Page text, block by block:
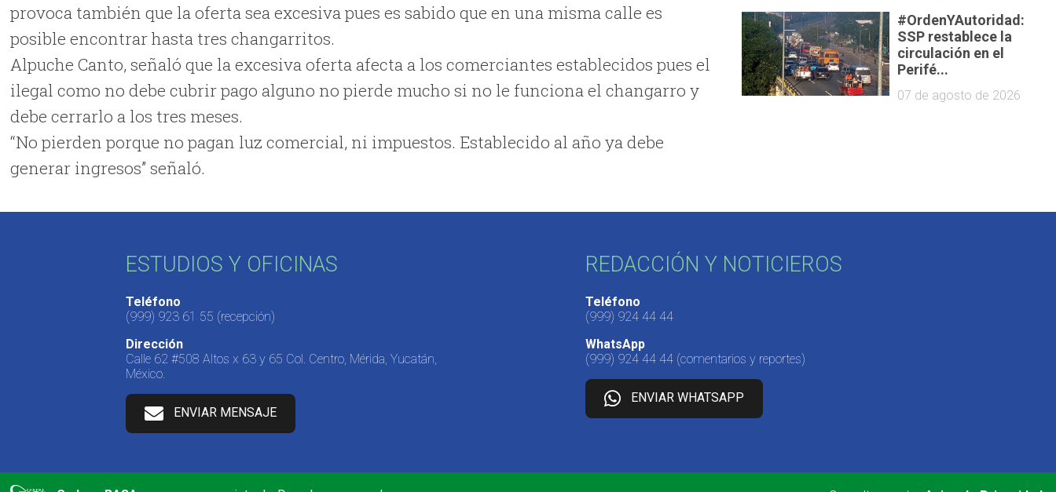
provoca también que la oferta sea excesiva pues es sabido que en una misma calle es
posible encontrar hasta tres changarritos.
Alpuche Canto, señaló que la excesiva oferta afecta a los comerciantes establecidos pues el
ilegal como no debe cubrir pago alguno no pierde mucho si no le funciona el changarro y
debe cerrarlo a los tres meses.
“No pierden porque no pagan luz comercial, ni impuestos. Establecido al año ya debe
generar ingresos” señaló.
#OrdenYAutoridad:
SSP restablece la
circulación en el
Perifé...
07 de agosto de 2026
ESTUDIOS Y OFICINAS
Teléfono
(999) 923 61 55 (recepción)
Dirección
Calle 62 #508 Altos x 63 y 65 Col. Centro, Mérida, Yucatán,
México.
ENVIAR MENSAJE
REDACCIÓN Y NOTICIEROS
Teléfono
(999) 924 44 44
WhatsApp
(999) 924 44 44 (comentarios y reportes)
ENVIAR WHATSAPP